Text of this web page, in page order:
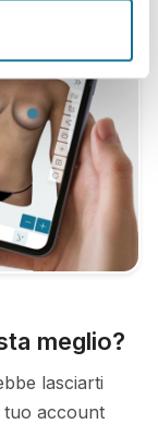
meglio?
lasciarti
tuo account